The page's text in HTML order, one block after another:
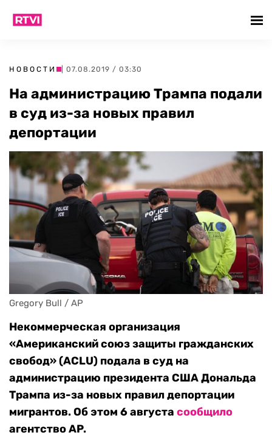
НОВОСТИ | 07.08.2019 / 03:30
На администрацию Трампа подали
в суд из-за новых правил
депортации
Gregory Bull / AP
Некоммерческая организация
«Американский союз защиты гражданских
свобод» (ACLU) подала в суд на
администрацию президента США Дональда
Трампа из-за новых правил депортации
мигрантов. Об этом 6 августа сообщило
агентство AP.